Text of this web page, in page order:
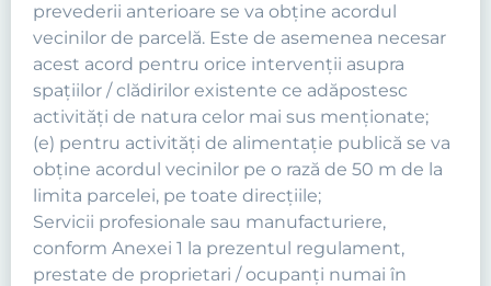
prevederii anterioare se va obţine acordul
vecinilor de parcelă. Este de asemenea necesar
acest acord pentru orice intervenţii asupra
spaţiilor / clădirilor existente ce adăpostesc
activităţi de natura celor mai sus menţionate;
(e) pentru activităţi de alimentaţie publică se va
obţine acordul vecinilor pe o rază de 50 m de la
limita parcelei, pe toate direcţiile;
Servicii profesionale sau manufacturiere,
conform Anexei 1 la prezentul regulament,
prestate de proprietari / ocupanţi numai în